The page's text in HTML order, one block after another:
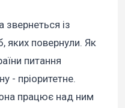
звернеться із
яких повернули. Як
питання
- пріоритетне.
працює над ним